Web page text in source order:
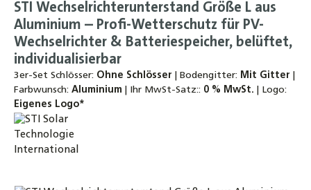
STI Wechselrichterunterstand Größe L aus
Aluminium – Profi-Wetterschutz für PV-
Wechselrichter & Batteriespeicher, belüftet,
individualisierbar
3er-Set Schlösser: Ohne Schlösser Bodengitter: Mit Gitter
Farbwunsch: Aluminium Ihr MwSt-Satz:: 0 % MwSt.
Logo:
Eigenes Logo*